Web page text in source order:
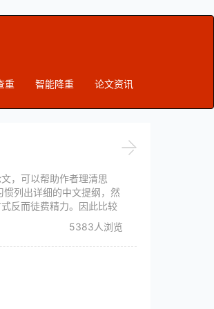
重 智能降重 论文资讯
，可以帮助作者理清思
列出详细的中文提纲，然
反而徒费精力。因此比较
5383人浏览